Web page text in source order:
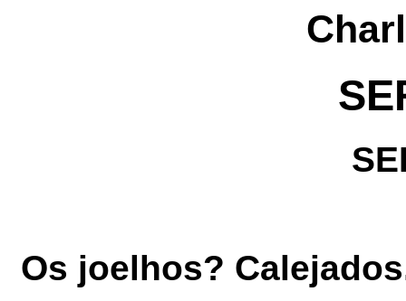
Os joelhos?